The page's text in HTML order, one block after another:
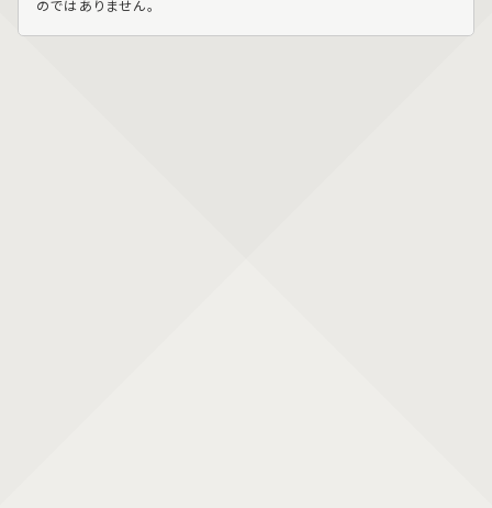
のではありません。